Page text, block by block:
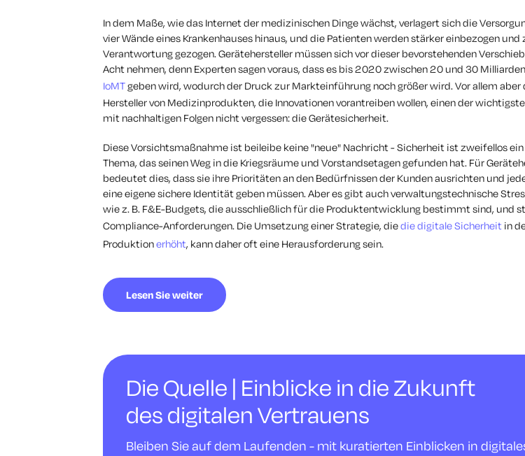
In dem Maße, wie das Internet der medizinischen Dinge wächst, verlagert sich die
vier Wände eines Krankenhauses hinaus, und die Patienten werden stärker einbezogen und
Verantwortung gezogen. Gerätehersteller müssen sich vor dieser bevorstehenden
Acht nehmen, denn Experten sagen voraus, dass es bis 2020 zwischen 20 und 30
IoMTgeben wird, wodurch der Druck zur Markteinführung noch größer wird. Vor allem aber
Hersteller von Medizinprodukten, die Innovationen vorantreiben wollen, einen der
mit nachhaltigen Folgen nicht vergessen: die Gerätesicherheit.
Diese Vorsichtsmaßnahme ist beileibe keine "neue" Nachricht - Sicherheit ist zweifellos
Thema, das seinen Weg in die Kriegsräume und Vorstandsetagen gefunden hat. Für
bedeutet dies, dass sie ihre Prioritäten an den Bedürfnissen der Kunden ausrichten und
eine eigene sichere Identität geben müssen. Aber es gibt auch verwaltungstechnische
wie z. B. F&E-Budgets, die ausschließlich für die Produktentwicklung bestimmt sind, und
Compliance-Anforderungen. Die Umsetzung einer Strategie, diedie digitale Sicherheit in
Produktionerhöht, kann daher oft eine Herausforderung sein.
Lesen Sie weiter
Die Quelle | Einblicke in die Zukunft
des digitalen Vertrauens
Bleiben Sie auf dem Laufenden - mit kuratierten Einblicken in